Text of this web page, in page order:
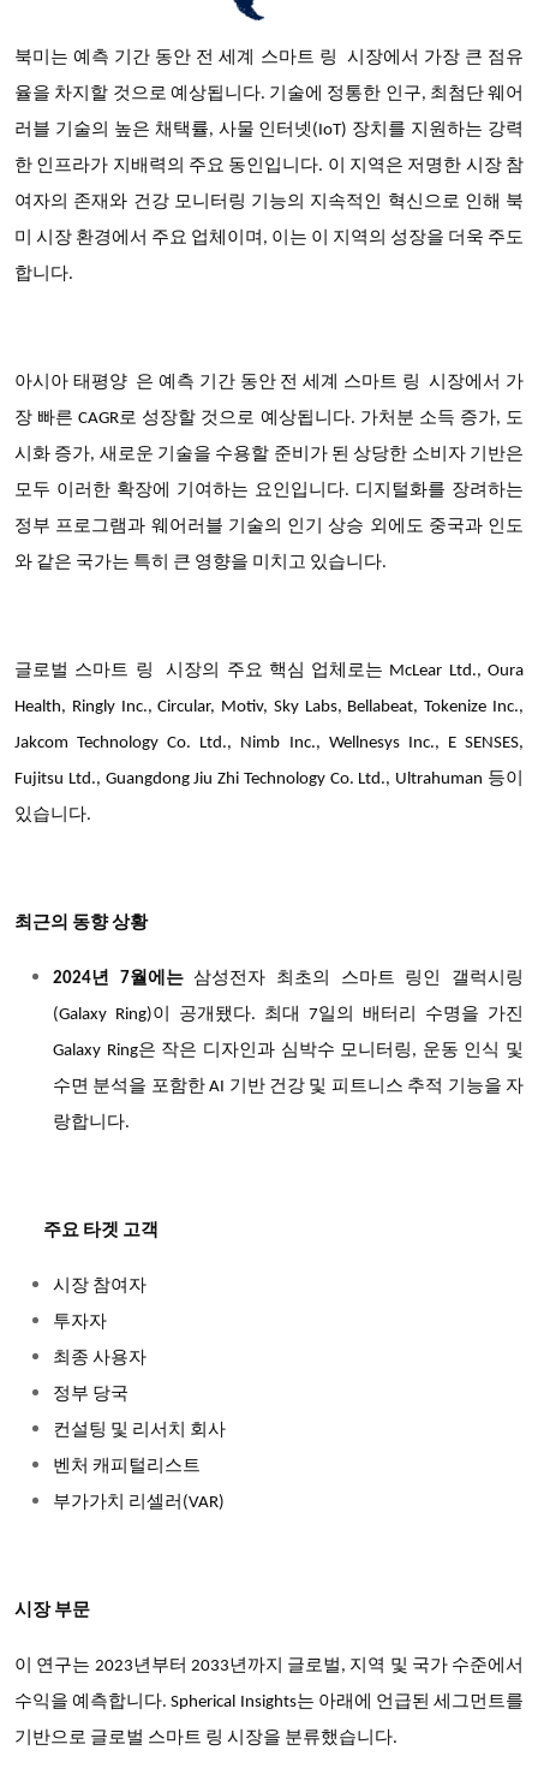
북미는 예측 기간 동안 전 세계 스마트 링
시장에서 가장 큰 점유
율을 차지할 것으로 예상됩니다. 기술에 정통한 인구, 최첨단 웨어
러블 기술의 높은 채택률, 사물 인터넷(IoT) 장치를 지원하는 강력
한 인프라가 지배력의 주요 동인입니다. 이 지역은 저명한 시장 참
여자의 존재와 건강 모니터링 기능의 지속적인 혁신으로 인해 북
미 시장 환경에서 주요 업체이며, 이는 이 지역의 성장을 더욱 주도
합니다.
아시아 태평양 은 예측 기간 동안 전 세계 스마트 링 시장에서 가
장 빠른 CAGR로 성장할 것으로 예상됩니다. 가처분 소득 증가, 도
시화 증가, 새로운 기술을 수용할 준비가 된 상당한 소비자 기반은
모두 이러한 확장에 기여하는 요인입니다. 디지털화를 장려하는
정부 프로그램과 웨어러블 기술의 인기 상승 외에도 중국과 인도
와 같은 국가는 특히 큰 영향을 미치고 있습니다.
글로벌 스마트 링 시장의 주요 핵심 업체 로는 McLear Ltd., Oura
Health, Ringly Inc., Circular, Motiv, Sky Labs, Bellabeat, Tokenize Inc.,
Jakcom Technology Co. Ltd., Nimb Inc., Wellnesys Inc., E SENSES,
Fujitsu Ltd., Guangdong Jiu Zhi Technology Co. Ltd., Ultrahuman 등이
있습니다.
최근의 동향 상황
2024년 7월에는삼성전자 최초의 스마트 링인 갤럭시링
(Galaxy Ring)이 공개됐다. 최대 7일의 배터리 수명을 가진
Galaxy Ring은 작은 디자인과 심박수 모니터링, 운동 인식 및
수면 분석을 포함한 AI 기반 건강 및 피트니스 추적 기능을 자
랑합니다.
주요 타겟 고객
시장 참여자
투자자
최종 사용자
정부 당국
컨설팅 및 리서치 회사
벤처 캐피털리스트
부가가치 리셀러(VAR)
시장 부문
이 연구는 2023년부터 2033년까지 글로벌, 지역 및 국가 수준에서
수익을 예측합니다. Spherical Insights는 아래에 언급된 세그먼트를
기반으로 글로벌 스마트 링 시장을 분류했습니다.